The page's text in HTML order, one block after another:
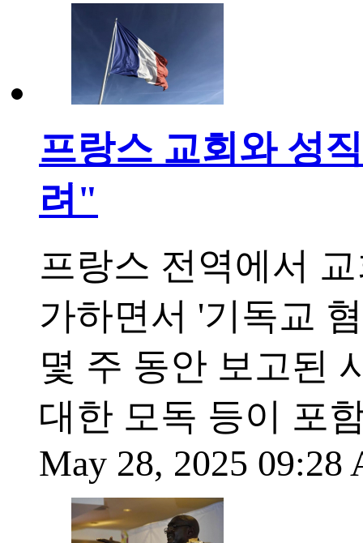
프랑스 교회와 성
려"
프랑스 전역에서
가하면서 '기독교
몇 주 동안 보고된
대한 모독 등이 포
May 28, 2025 09:28